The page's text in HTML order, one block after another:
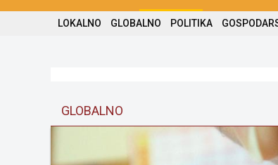
LOKALNO GLOBALNO POLITIKA
GLOBALNO